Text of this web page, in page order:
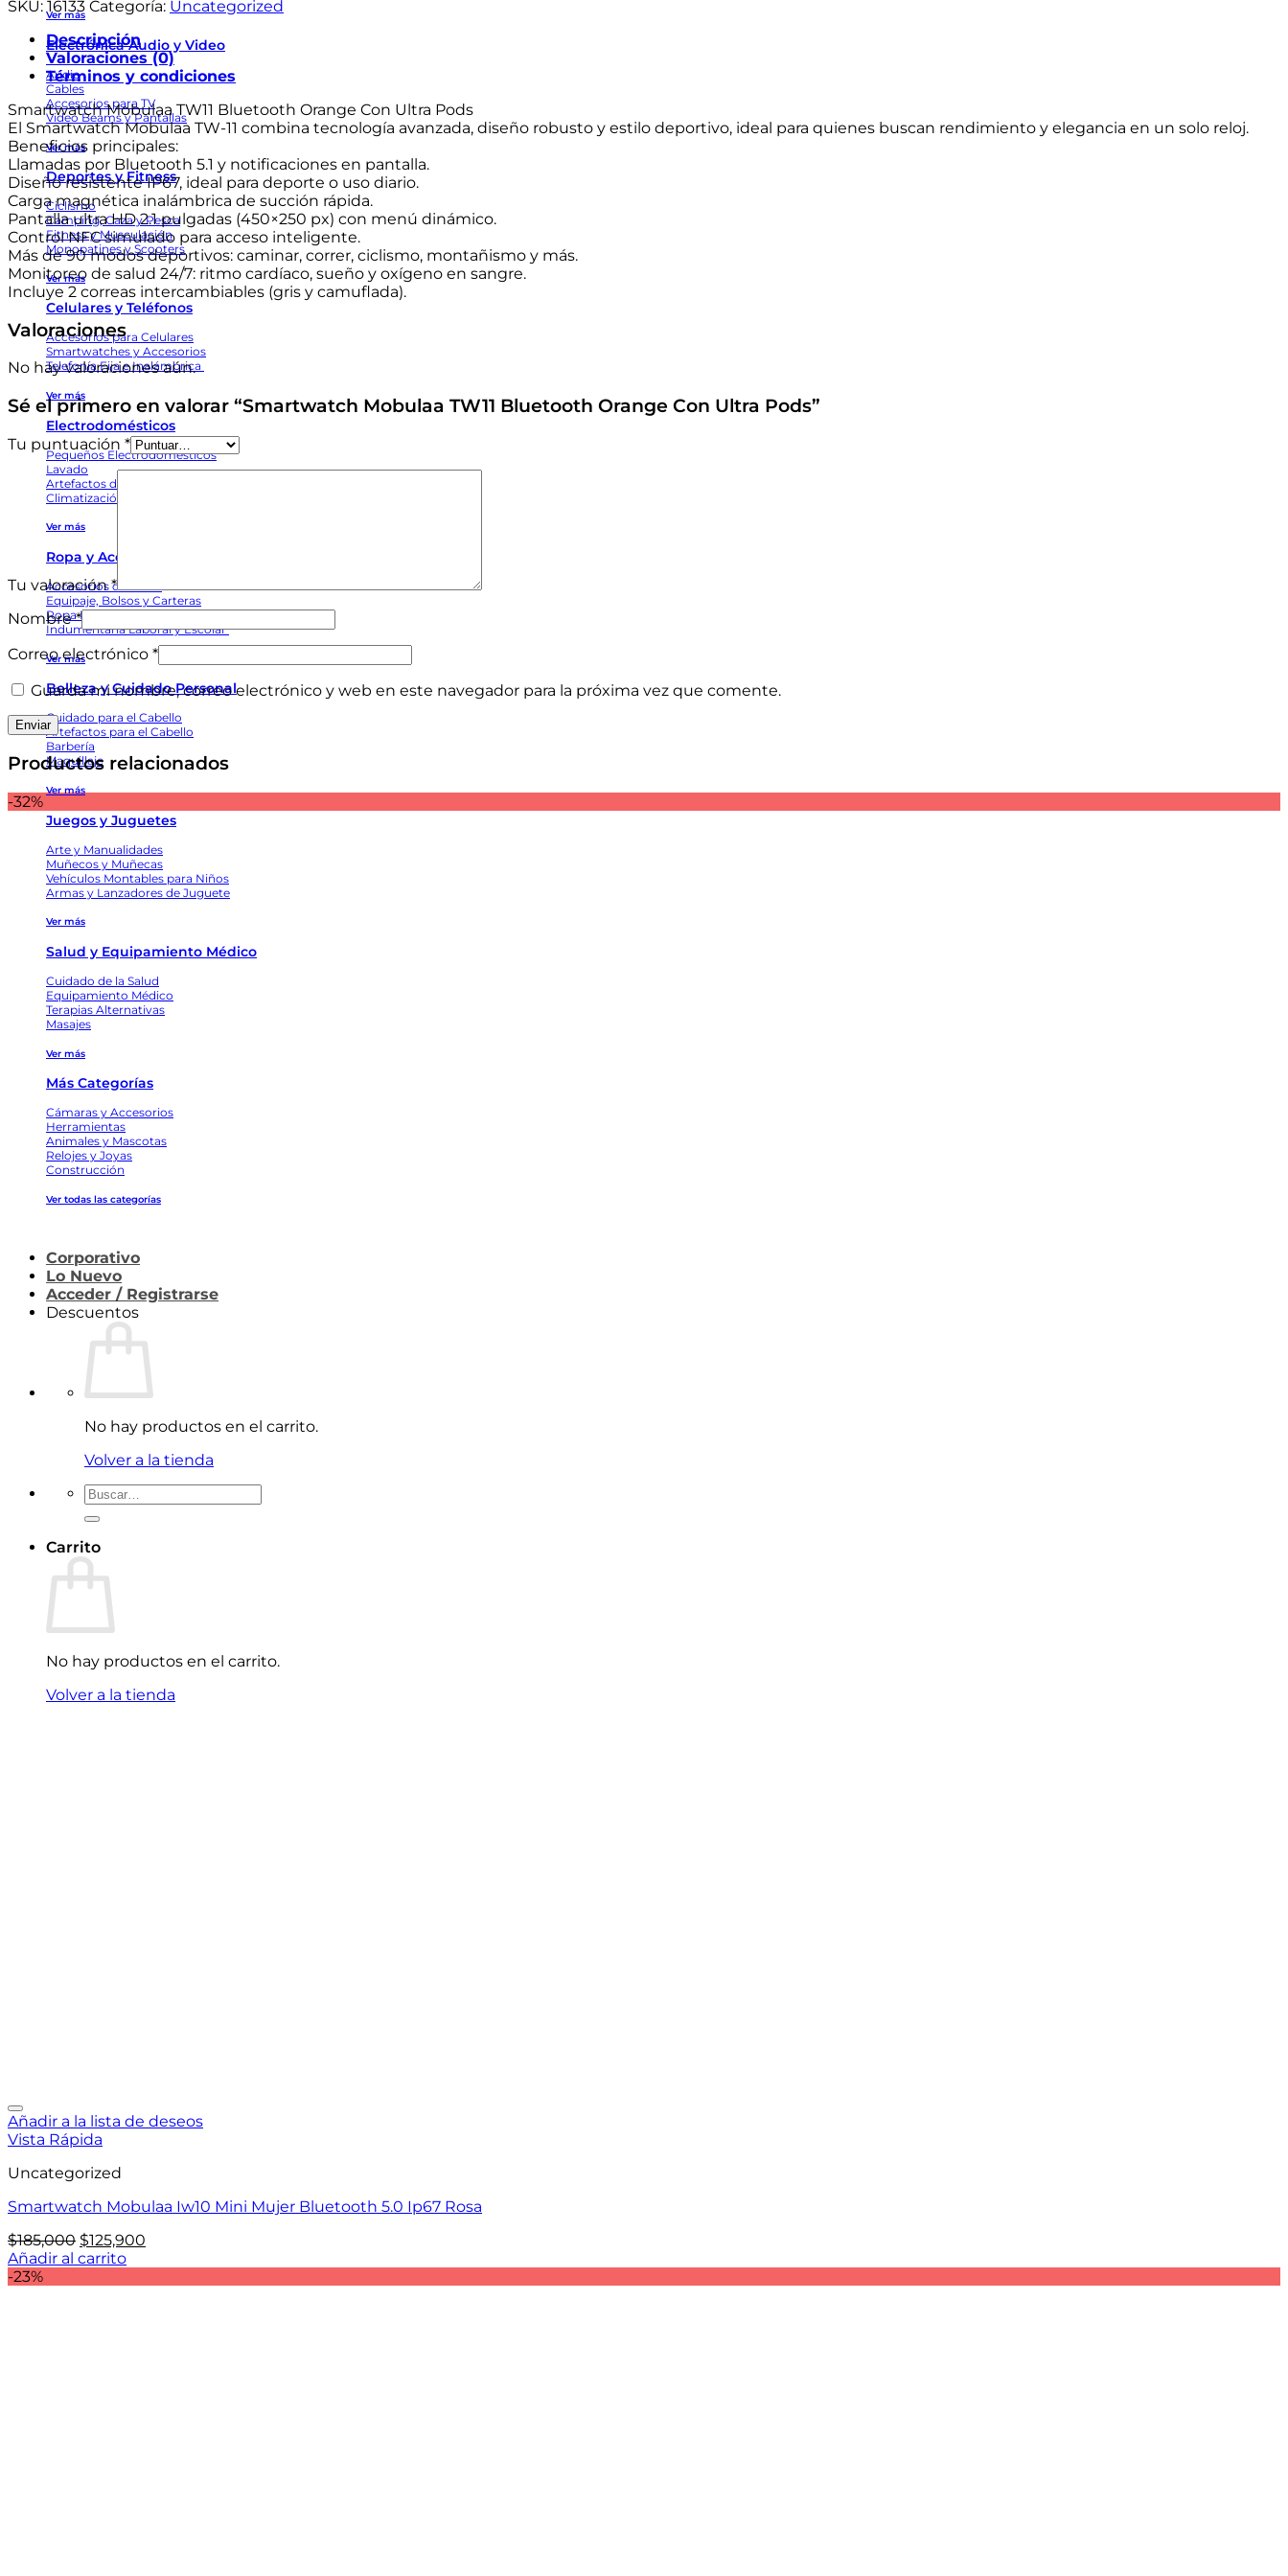
Ver más
Electrónica Audio y Video
Audio
Cables
Accesorios para TV
Video Beams y Pantallas
Ver más
Deportes y Fitness
Ciclismo
Camping, Caza y Pesca
Fitness y Musculación
Monopatines y Scooters
Ver más
Celulares y Teléfonos
Accesorios para Celulares
Smartwatches y Accesorios
Telefonía Fija e Inalámbrica
Ver más
Electrodomésticos
Pequeños Electrodomésticos
Lavado
Artefactos de Cuidado Personal
Climatización
Ver más
Ropa y Accesorios
Accesorios de Moda
Equipaje, Bolsos y Carteras
Ropa Interior y de Dormir
Indumentaria Laboral y Escolar
Ver más
Belleza y Cuidado Personal
Cuidado para el Cabello
Artefactos para el Cabello
Barbería
Maquillaje
Ver más
Juegos y Juguetes
Arte y Manualidades
Muñecos y Muñecas
Vehículos Montables para Niños
Armas y Lanzadores de Juguete
Ver más
Salud y Equipamiento Médico
Cuidado de la Salud
Equipamiento Médico
Terapias Alternativas
Masajes
Ver más
Más Categorías
Cámaras y Accesorios
Herramientas
Animales y Mascotas
Relojes y Joyas
Construcción
Ver todas las categorías
Corporativo
Lo Nuevo
Acceder / Registrarse
Descuentos
No hay productos en el carrito.
Volver a la tienda
Buscar
Carrito
No hay productos en el carrito.
Volver a la tienda
Orange
Con
Ultra
Pods
cantidad
SKU: 16133 Categoría: Uncategorized
Descripción
Valoraciones (0)
Términos y condiciones
Smartwatch Mobulaa TW11 Bluetooth Orange Con Ultra Pods
El Smartwatch Mobulaa TW-11 combina tecnología avanzada, diseño robusto y estilo deportivo, ideal para quienes buscan rendimiento y elegancia en un solo reloj.
Beneficios principales:
Llamadas por Bluetooth 5.1 y notificaciones en pantalla.
Diseño resistente IP67, ideal para deporte o uso diario.
Carga magnética inalámbrica de succión rápida.
Pantalla ultra HD 2.1 pulgadas (450×250 px) con menú dinámico.
Control NFC simulado para acceso inteligente.
Más de 90 modos deportivos: caminar, correr, ciclismo, montañismo y más.
Monitoreo de salud 24/7: ritmo cardíaco, sueño y oxígeno en sangre.
Incluye 2 correas intercambiables (gris y camuflada).
Valoraciones
No hay valoraciones aún.
Sé el primero en valorar “Smartwatch Mobulaa TW11 Bluetooth Orange Con Ultra Pods”
Tu puntuación *
Tu valoración*
Nombre*
Correo electrónico *
Guarda mi nombre, correo electrónico y web en este navegador para la próxima vez que comente.
Productos relacionados
-32%
Añadir a la lista de deseos
Vista Rápida
Uncategorized
Smartwatch Mobulaa Iw10 Mini Mujer Bluetooth 5.0 Ip67 Rosa
$185,000 El
precio
$125,900
Añadir al carrito
-23%